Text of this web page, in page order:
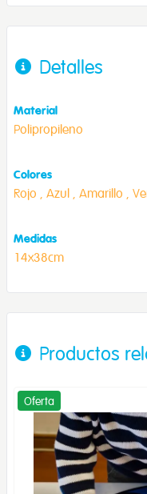
Detalles
Material
Polipropileno
Colores
Rojo , Azul , Amarillo ,
Medidas
14x38cm
Productos
Oferta